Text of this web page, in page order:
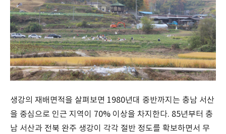
생강의 재배면적을 살펴보면 1980년대 중반까지는 충남 서산
을 중심으로 인근 지역이 70% 이상을 차지한다. 85년부터 충
남 서산과 전북 완주 생강이 각각 절반 정도를 확보하면서 무